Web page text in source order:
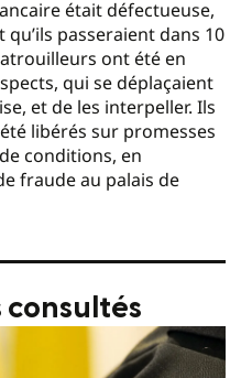
était défectueuse,
qu’ils passeraient dans 10
ont été en
qui se déplaçaient
et de les interpeller. Ils
libérés sur promesses
conditions, en
fraude au palais de
consultés